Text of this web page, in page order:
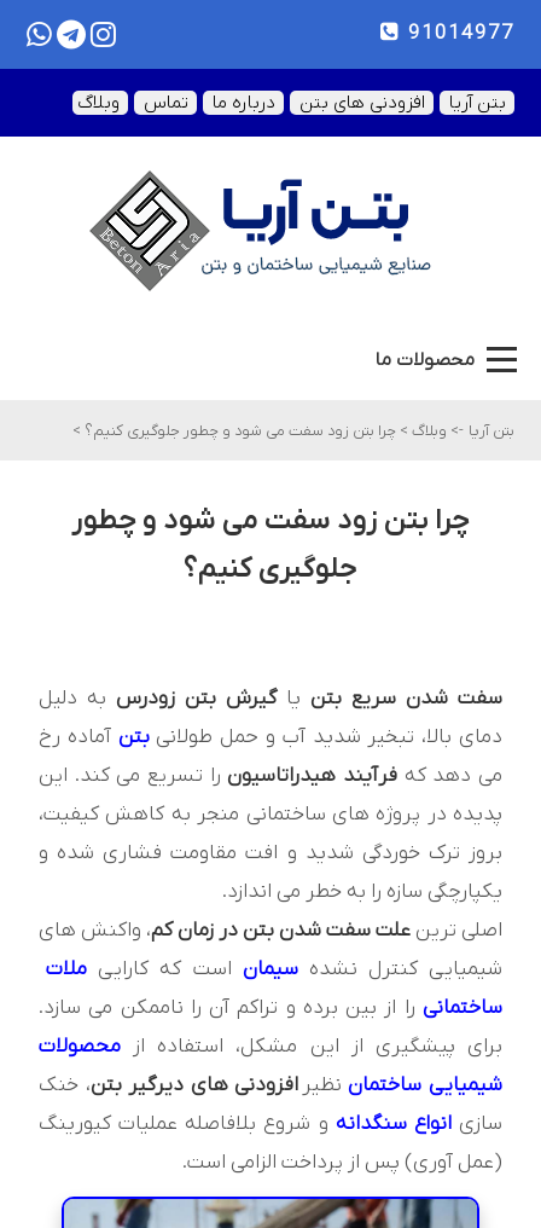
91014977
بتن آریا افزودنی های بتن درباره ما تماس وبلاگ
محصولات ما
بتن آریا -> وبلاگ > چرا بتن زود سفت می شود و چطور جلوگیری کنیم؟ >
چرا بتن زود سفت می شود و چطور
جلوگیری کنیم؟
سفت شدن سریع بتن یاگیرش بتن زودرس به دلیل
دمای بالا، تبخیر شدید آب و حمل طولانیبتن آماده رخ
می دهد که فرآیند هیدراتاسیون را تسریع می کند. این
پدیده در پروژه های ساختمانی منجر به کاهش کیفیت،
بروز ترک خوردگی شدید و افت مقاومت فشاری شده و
یکپارچگی سازه را به خطر می اندازد.
اصلی ترین علت سفت شدن بتن در زمان کم، واکنش های
شیمیایی کنترل نشدهسیمان است که کارایی ملات
ساختمانی را از بین برده و تراکم آن را ناممکن می سازد.
برای پیشگیری از این مشکل، استفاده از محصولات
شیمیایی ساختمان نظیر افزودنی های دیرگیر بتن، خنک
سازیانواع سنگدانه و شروع بلافاصله عملیات کیورینگ
(عمل آوری) پس از پرداخت الزامی است.